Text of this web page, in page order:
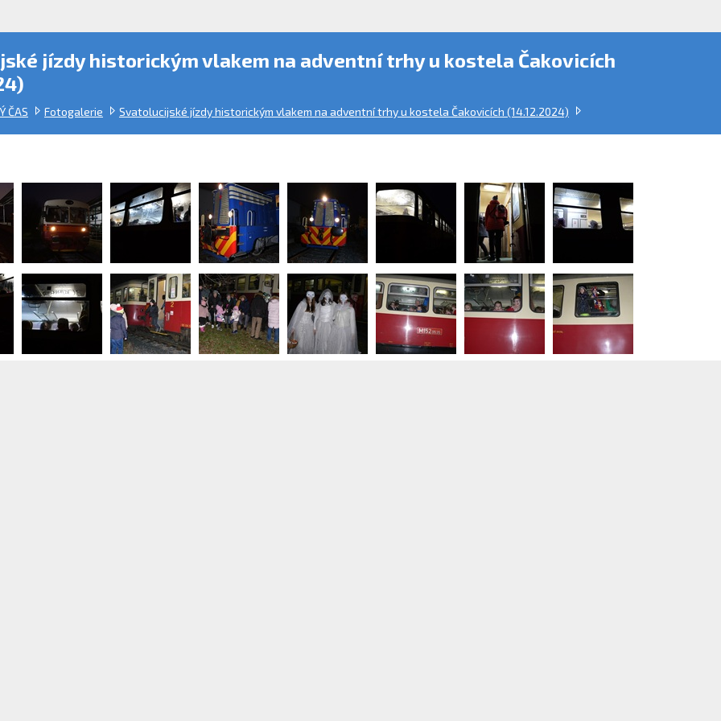
jízdy historickým vlakem na adventní trhy u kostela Čakovicích
ČAS Fotogalerie Svatolucijské jízdy historickým vlakem na adventní trhy u kostela Čakovicích (14.12.2024)